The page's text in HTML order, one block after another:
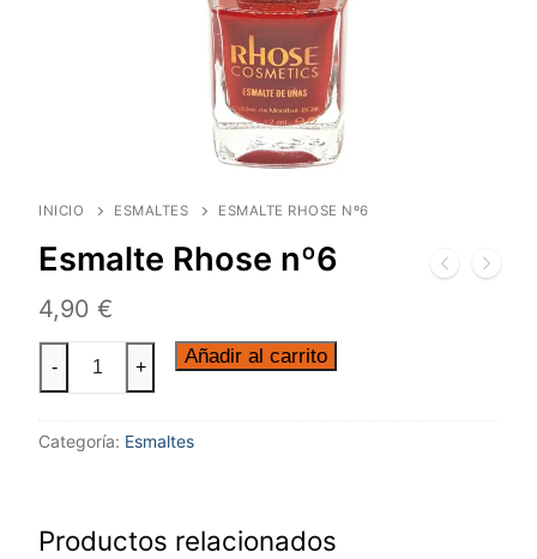
INICIO ESMALTES ESMALTE RHOSE Nº6
Esmalte Rhose nº6
4,90 €
- + Añadir al carrito
Categoría: Esmaltes
Productos relacionados